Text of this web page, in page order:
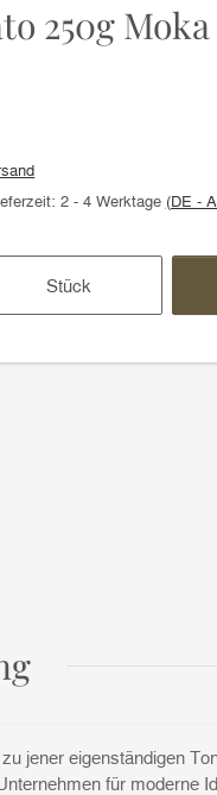
250g Moka
2 - 4 Werktage (DE -
Stück
jener eigenständigen
für moderne